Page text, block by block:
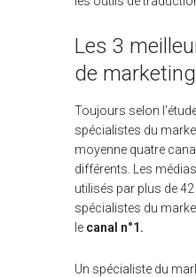
Les 3
de
Toujours selon
spécialistes du
moyenne quatre
différents. Les
utilisés par plus de 42
spécialistes du
le canal n°1.
Un spécialiste du